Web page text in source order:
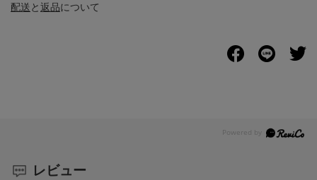
配送と返品について
レビュー